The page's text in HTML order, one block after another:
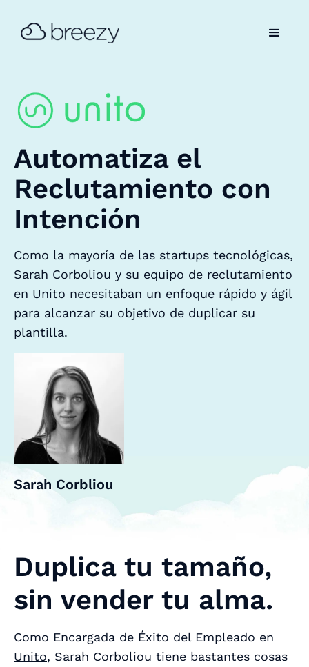
Automatiza el
Reclutamiento con
Intención
Como la mayoría de las startups tecnológicas,
Sarah Corboliou y su equipo de reclutamiento
en Unito necesitaban un enfoque rápido y ágil
para alcanzar su objetivo de duplicar su
plantilla.
Sarah Corbliou
Duplica tu tamaño,
sin vender tu alma.
Como Encargada de Éxito del Empleado en
Unito, Sarah Corboliou tiene bastantes cosas